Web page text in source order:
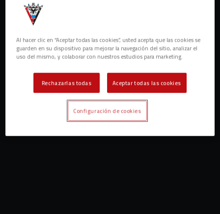
Butarque.
Al hacer clic en “Aceptar todas las cookies”, usted acepta que las cookies se
guarden en su dispositivo para mejorar la navegación del sitio, analizar el
uso del mismo, y colaborar con nuestros estudios para marketing.
Rechazarlas todas Aceptar todas las cookies
Configuración de cookies